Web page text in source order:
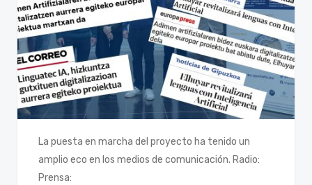
La puesta en marcha del proyecto ha tenido un
amplio eco en los medios de comunicación. Radio:
Prensa: